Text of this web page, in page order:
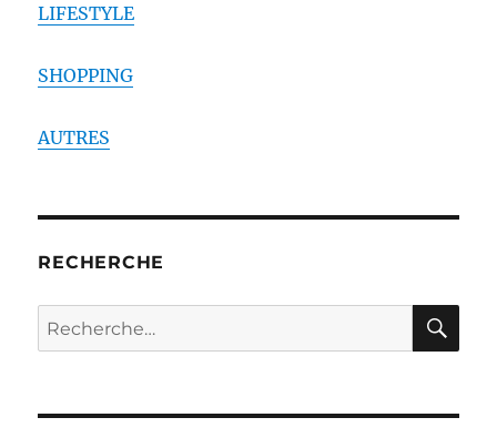
LIFESTYLE
SHOPPING
AUTRES
RECHERCHE
Recherche
pour :